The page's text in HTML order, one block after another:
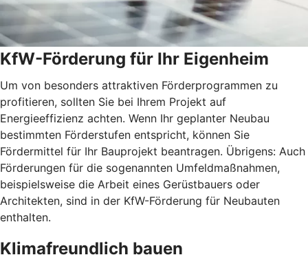
KfW-Förderung für Ihr Eigenheim
Um von besonders attraktiven Förderprogrammen zu
profitieren, sollten Sie bei Ihrem Projekt auf
Energieeffizienz achten. Wenn Ihr geplanter Neubau
bestimmten Förderstufen entspricht, können Sie
Fördermittel für Ihr Bauprojekt beantragen. Übrigens: Auch
Förderungen für die sogenannten Umfeldmaßnahmen,
beispielsweise die Arbeit eines Gerüstbauers oder
Architekten, sind in der KfW-Förderung für Neubauten
enthalten.
Klimafreundlich bauen